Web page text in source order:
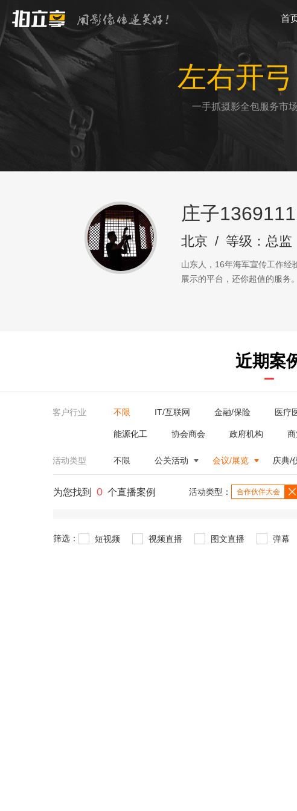
首
左右开
一手抓摄影全包服务市
庄子
北京 / 等级：总监
山东人，16年海军宣传工作经
展示的平台，还你超值的服务
近期案
客户行业 不限 IT/互联网 金融/保险 医疗
能源化工 协会商会 政府机构
活动类型 不限 公关活动 会议/展览 庆典/
为您找到 0 个直播案例 活动类型： 合作伙伴大会
筛选： 短视频 视频直播 图文直播 弹幕